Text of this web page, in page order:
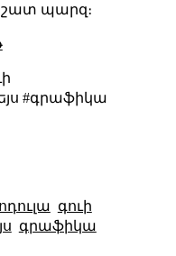
շատ պարզ։
#գրաֆիկա
գուի
գրաֆիկա